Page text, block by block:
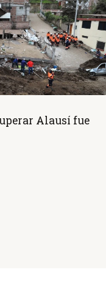
Alausí fue